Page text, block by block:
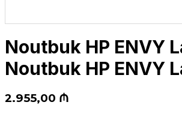
Noutbuk HP ENVY
Noutbuk HP ENVY
2.955,00 ₼